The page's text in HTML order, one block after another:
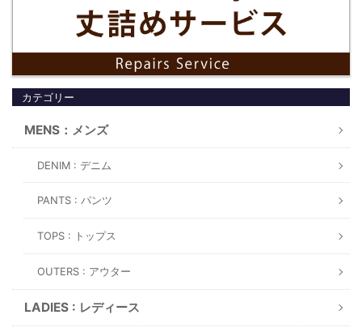
カテゴリー
MENS：メンズ
DENIM : デニム
PANTS : パンツ
TOPS : トップス
OUTERS : アウター
LADIES : レディース